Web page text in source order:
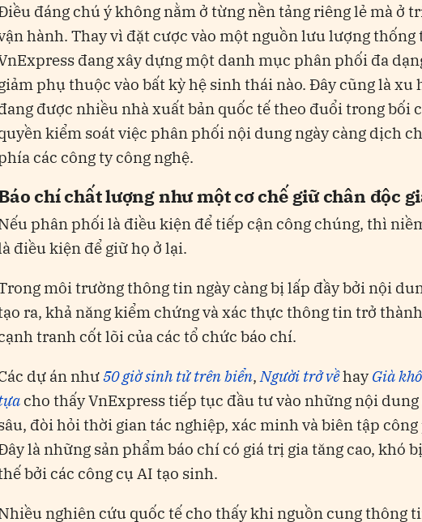
đáng chú ý không nằm ở từng nền tảng riêng lẻ mà ở
hành. Thay vì đặt cược vào một nguồn lưu lượng thống
đang xây dựng một danh mục phân phối đa
phụ thuộc vào bất kỳ hệ sinh thái nào. Đây cũng là xu
được nhiều nhà xuất bản quốc tế theo đuổi trong bối
kiểm soát việc phân phối nội dung ngày càng dịch
các công ty công nghệ.
chí chất lượng như một cơ chế giữ chân độc
phân phối là điều kiện để tiếp cận công chúng, thì
điều kiện để giữ họ ở lại.
môi trường thông tin ngày càng bị lấp đầy bởi nội
ra, khả năng kiểm chứng và xác thực thông tin trở
tranh cốt lõi của các tổ chức báo chí.
dự án như50 giờ sinh tử trên biển,Người trở vềhayGià
cho thấy VnExpress tiếp tục đầu tư vào những nội
đòi hỏi thời gian tác nghiệp, xác minh và biên tập công
là những sản phẩm báo chí có giá trị gia tăng cao, khó
bởi các công cụ AI tạo sinh.
nghiên cứu quốc tế cho thấy khi nguồn cung thông